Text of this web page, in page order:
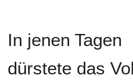
In jenen Tagen
dürstete das